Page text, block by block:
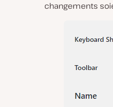
changements